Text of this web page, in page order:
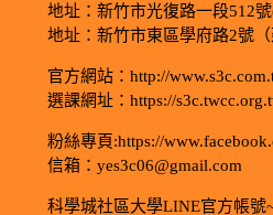
地址：新竹市光復路一段512
地址：新竹市東區學府路2號（
官方網站：http://
選課網址：https://
粉絲專頁:https://
信箱：yes3c06@gmail.com
科學城社區大學LINE官方帳號